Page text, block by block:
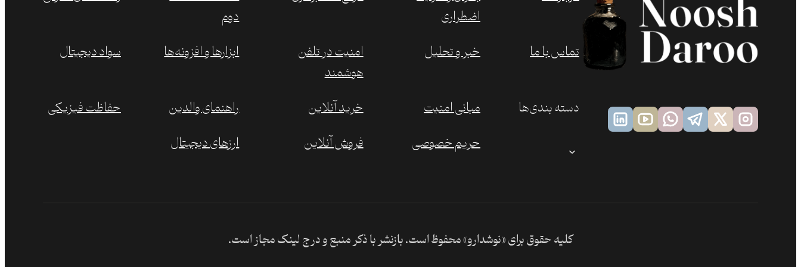
تماس با ما
دسته بندی‌ها
اضطراری
خبر و تحلیل
مبانی امنیت
حریم خصوصی
امنیت در تلفن
هوشمند
خرید آنلاین
فروش آنلاین
دوم
ابزارها و افزونه‌ها
راهنمای والدین
ارزهای دیجیتال
سواد دیجیتال
حفاظت فیزیکی
کلیه حقوق برای «نوشدارو» محفوظ است. بازنشر با ذکر منبع و درج لینک مجاز است.